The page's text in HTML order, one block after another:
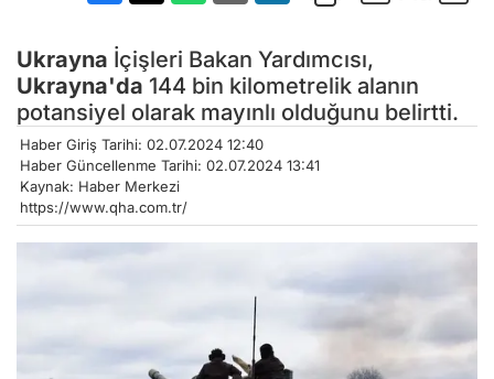
Ukrayna İçişleri Bakan Yardımcısı,
Ukrayna'da 144 bin kilometrelik alanın
potansiyel olarak mayınlı olduğunu belirtti.
Haber Giriş Tarihi: 02.07.2024 12:40
Haber Güncellenme Tarihi: 02.07.2024 13:41
Kaynak: Haber Merkezi
https://www.qha.com.tr/